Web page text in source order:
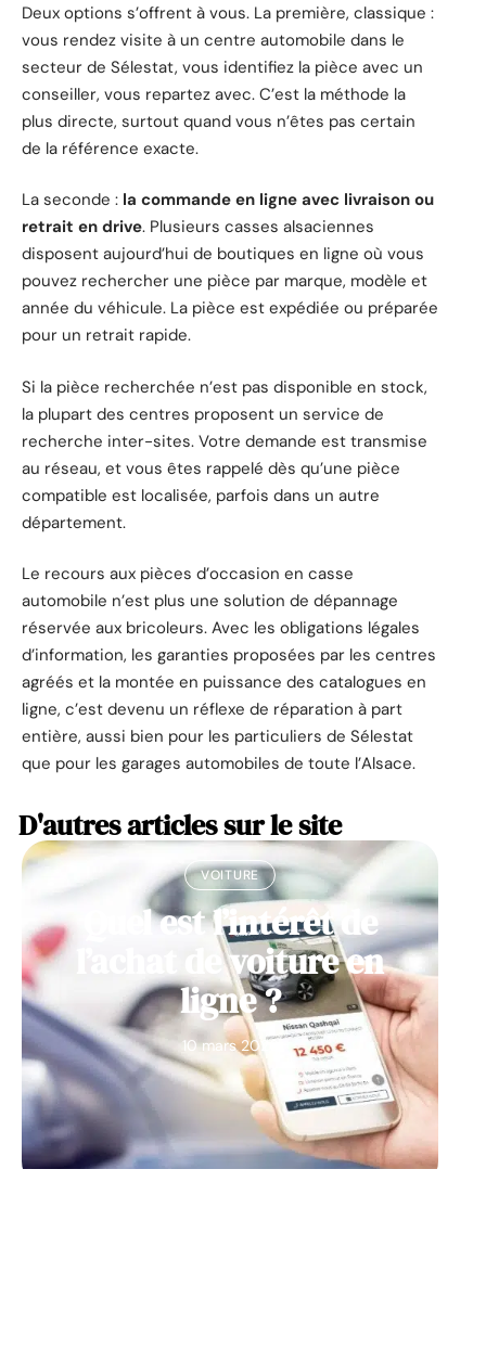
Deux options s’offrent à vous. La première, classique :
vous rendez visite à un centre automobile dans le
secteur de Sélestat, vous identifiez la pièce avec un
conseiller, vous repartez avec. C’est la méthode la
plus directe, surtout quand vous n’êtes pas certain
de la référence exacte.
La seconde : la commande en ligne avec livraison ou
retrait en drive. Plusieurs casses alsaciennes
disposent aujourd’hui de boutiques en ligne où vous
pouvez rechercher une pièce par marque, modèle et
année du véhicule. La pièce est expédiée ou préparée
pour un retrait rapide.
Si la pièce recherchée n’est pas disponible en stock,
la plupart des centres proposent un service de
recherche inter-sites. Votre demande est transmise
au réseau, et vous êtes rappelé dès qu’une pièce
compatible est localisée, parfois dans un autre
département.
Le recours aux pièces d’occasion en casse
automobile n’est plus une solution de dépannage
réservée aux bricoleurs. Avec les obligations légales
d’information, les garanties proposées par les centres
agréés et la montée en puissance des catalogues en
ligne, c’est devenu un réflexe de réparation à part
entière, aussi bien pour les particuliers de Sélestat
que pour les garages automobiles de toute l’Alsace.
D'autres articles sur le site
VOITURE
Quel est l’intérêt de
l’achat de voiture en
ligne ?
10 mars 2026